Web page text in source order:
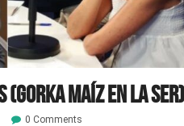
Maíz en la SER)
0 Comments